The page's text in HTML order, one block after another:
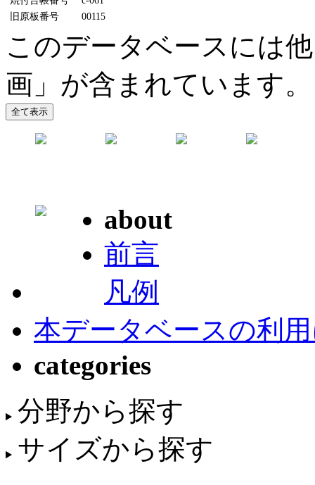
旧原板番号
00115
このデータベースには
画」が含まれています。
about
前言
凡例
本データベースの利
categories
分野から探す
サイズから探す